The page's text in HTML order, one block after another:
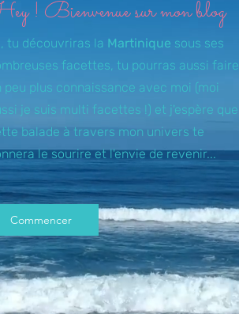
! Bienvenue sur mon blog
tu découvriras la Martinique sous ses
facettes, tu pourras aussi faire
peu plus connaissance avec moi (moi
je suis multi facettes !) et j'espère que
balade à travers mon univers te
le sourire et l'envie de revenir...
Commencer